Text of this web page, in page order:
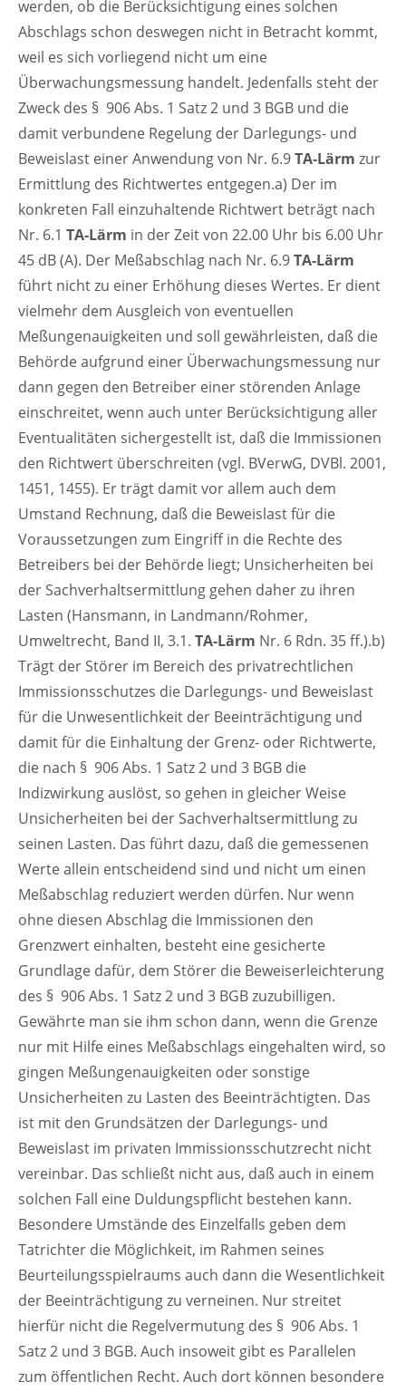
werden, ob die Berücksichtigung eines solchen
Abschlags schon deswegen nicht in Betracht kommt,
weil es sich vorliegend nicht um eine
Überwachungsmessung handelt. Jedenfalls steht der
Zweck des § 906 Abs. 1 Satz 2 und 3 BGB und die
damit verbundene Regelung der Darlegungs- und
Beweislast einer Anwendung von Nr. 6.9TA-Lärm zur
Ermittlung des Richtwertes entgegen.a) Der im
konkreten Fall einzuhaltende Richtwert beträgt nach
Nr. 6.1 TA-Lärm in der Zeit von 22.00 Uhr bis 6.00 Uhr
45 dB (A). Der Meßabschlag nach Nr. 6.9TA-Lärm
führt nicht zu einer Erhöhung dieses Wertes. Er dient
vielmehr dem Ausgleich von eventuellen
Meßungenauigkeiten und soll gewährleisten, daß die
Behörde aufgrund einer Überwachungsmessung nur
dann gegen den Betreiber einer störenden Anlage
einschreitet, wenn auch unter Berücksichtigung aller
Eventualitäten sichergestellt ist, daß die Immissionen
den Richtwert überschreiten (vgl. BVerwG, DVBl. 2001,
1451, 1455). Er trägt damit vor allem auch dem
Umstand Rechnung, daß die Beweislast für die
Voraussetzungen zum Eingriff in die Rechte des
Betreibers bei der Behörde liegt; Unsicherheiten bei
der Sachverhaltsermittlung gehen daher zu ihren
Lasten (Hansmann, in Landmann/Rohmer,
Umweltrecht, Band II, 3.1. TA-Lärm Nr. 6 Rdn. 35 ff.).b)
Trägt der Störer im Bereich des privatrechtlichen
Immissionsschutzes die Darlegungs- und Beweislast
für die Unwesentlichkeit der Beeinträchtigung und
damit für die Einhaltung der Grenz- oder Richtwerte,
die nach § 906 Abs. 1 Satz 2 und 3 BGB die
Indizwirkung auslöst, so gehen in gleicher Weise
Unsicherheiten bei der Sachverhaltsermittlung zu
seinen Lasten. Das führt dazu, daß die gemessenen
Werte allein entscheidend sind und nicht um einen
Meßabschlag reduziert werden dürfen. Nur wenn
ohne diesen Abschlag die Immissionen den
Grenzwert einhalten, besteht eine gesicherte
Grundlage dafür, dem Störer die Beweiserleichterung
des § 906 Abs. 1 Satz 2 und 3 BGB zuzubilligen.
Gewährte man sie ihm schon dann, wenn die Grenze
nur mit Hilfe eines Meßabschlags eingehalten wird, so
gingen Meßungenauigkeiten oder sonstige
Unsicherheiten zu Lasten des Beeinträchtigten. Das
ist mit den Grundsätzen der Darlegungs- und
Beweislast im privaten Immissionsschutzrecht nicht
vereinbar. Das schließt nicht aus, daß auch in einem
solchen Fall eine Duldungspflicht bestehen kann.
Besondere Umstände des Einzelfalls geben dem
Tatrichter die Möglichkeit, im Rahmen seines
Beurteilungsspielraums auch dann die Wesentlichkeit
der Beeinträchtigung zu verneinen. Nur streitet
hierfür nicht die Regelvermutung des § 906 Abs. 1
Satz 2 und 3 BGB. Auch insoweit gibt es Parallelen
zum öffentlichen Recht. Auch dort können besondere